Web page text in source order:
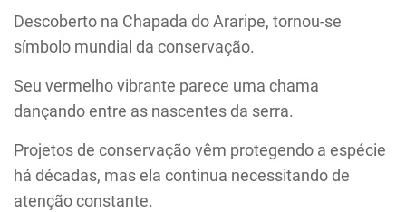
Descoberto na Chapada do Araripe, tornou-se
símbolo mundial da conservação.
Seu vermelho vibrante parece uma chama
dançando entre as nascentes da serra.
Projetos de conservação vêm protegendo a espécie
há décadas, mas ela continua necessitando de
atenção constante.